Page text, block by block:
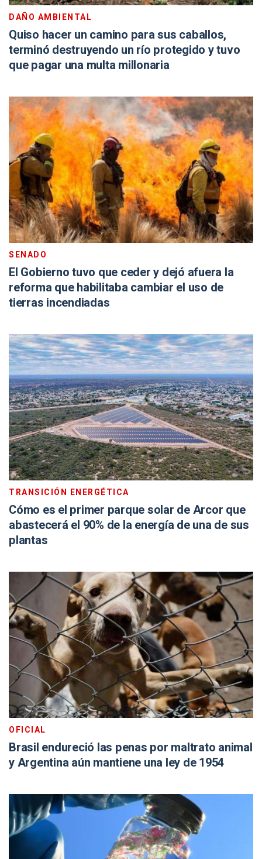
DAÑO AMBIENTAL
Quiso hacer un camino para sus caballos,
terminó destruyendo un río protegido y tuvo
que pagar una multa millonaria
SENADO
El Gobierno tuvo que ceder y dejó afuera la
reforma que habilitaba cambiar el uso de
tierras incendiadas
TRANSICIÓN ENERGÉTICA
Cómo es el primer parque solar de Arcor que
abastecerá el 90% de la energía de una de sus
plantas
OFICIAL
Brasil endureció las penas por maltrato animal
y Argentina aún mantiene una ley de 1954